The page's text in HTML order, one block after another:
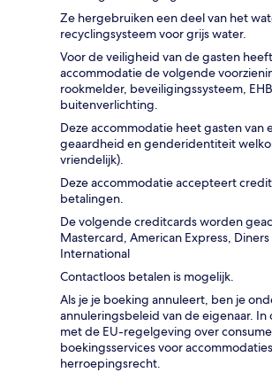
Ze hergebruiken een deel van het
recyclingsysteem voor grijs water.
Voor de veiligheid van de gasten
accommodatie de volgende
rookmelder, beveiligingssysteem,
buitenverlichting.
Deze accommodatie heet gasten van
geaardheid en genderidentiteit
vriendelijk).
Deze accommodatie accepteert
betalingen.
De volgende creditcards worden
Mastercard, American Express, Diners
International
Contactloos betalen is mogelijk.
Als je je boeking annuleert, ben je
annuleringsbeleid van de eigenaar.
met de EU-regelgeving over
boekingsservices voor
herroepingsrecht.